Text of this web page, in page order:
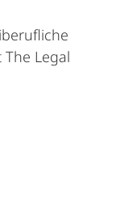
Legal